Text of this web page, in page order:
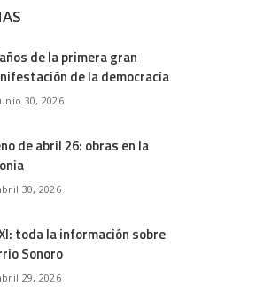
de la primera gran
de la democracia
30, 2026
de abril 26: obras en la
30, 2026
toda la información sobre
Sonoro
29, 2026